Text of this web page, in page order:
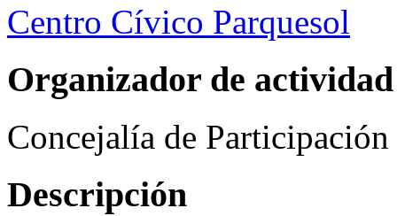
Centro Cívico Parquesol
Organizador de actividad
Concejalía de
Descripción